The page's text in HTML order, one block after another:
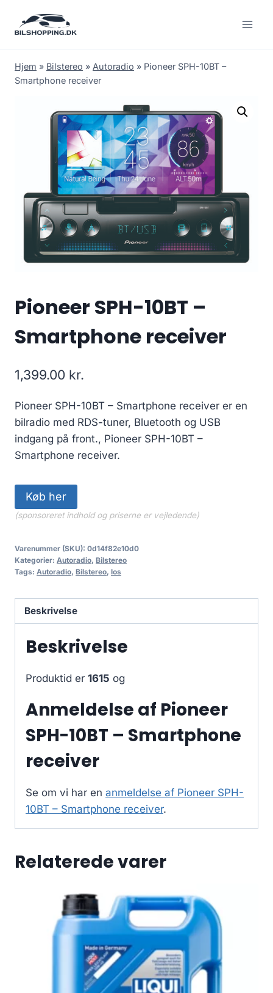
Hjem » Bilstereo » Autoradio » Pioneer SPH-10BT –
Smartphone receiver
Pioneer SPH-10BT –
Smartphone receiver
1,399.00 kr.
Pioneer SPH-10BT – Smartphone receiver er en
bilradio med RDS-tuner, Bluetooth og USB
indgang på front., Pioneer SPH-10BT –
Smartphone receiver.
Køb her
(sponsoreret indhold og priserne er vejledende)
Varenummer (SKU): 0d14f82e10d0
Kategorier: Autoradio, Bilstereo
Tags: Autoradio, Bilstereo, los
Beskrivelse
Beskrivelse
Produktid er 1615 og
Anmeldelse af Pioneer
SPH-10BT – Smartphone
receiver
Se om vi har en anmeldelse af Pioneer SPH-
10BT – Smartphone receiver.
Relaterede varer